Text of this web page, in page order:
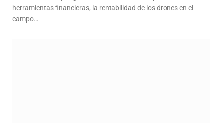
herramientas financieras, la rentabilidad de los drones en el
campo…